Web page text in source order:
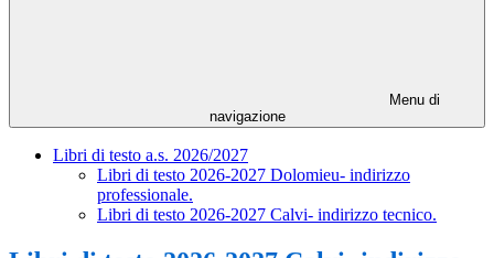
Menu di
navigazione
Libri di testo a.s. 2026/2027
Libri di testo 2026-2027 Dolomieu- indirizzo
professionale.
Libri di testo 2026-2027 Calvi- indirizzo tecnico.